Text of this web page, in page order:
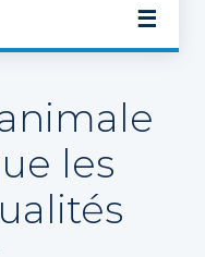
☰
les